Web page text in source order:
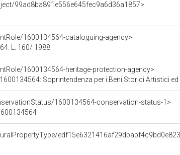
99ad8ba891e556e645fec9a6d36a1857>
1600134564-cataloguing-agency>
L. 160/ 1988
1600134564-heritage-protection-agency>
Soprintendenza per i Beni Storici Artistici
1600134564-conservation-status-1>